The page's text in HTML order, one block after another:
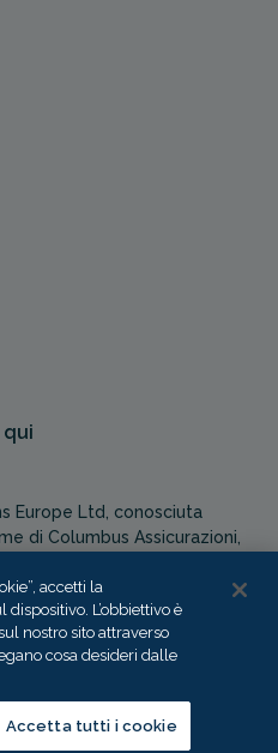
Europe Ltd, conosciuta
di Columbus Assicurazioni,
assicurativo (Distribution Act
Assicurazioni è soggetta
accetti la
L’obbiettivo è
nostro sito attraverso
cosa desideri dalle
Accetta tutti i cookie